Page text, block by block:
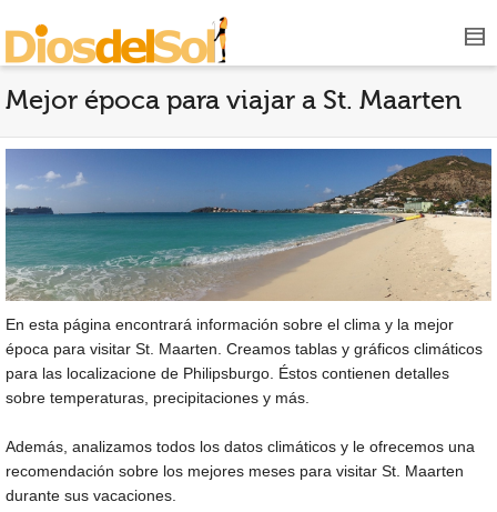
Mejor época para viajar a St. Maarten
En esta página encontrará información sobre el clima y la mejor
época para visitar St. Maarten. Creamos tablas y gráficos climáticos
para las localizacione de Philipsburgo. Éstos contienen detalles
sobre temperaturas, precipitaciones y más.
Además, analizamos todos los datos climáticos y le ofrecemos una
recomendación sobre los mejores meses para visitar St. Maarten
durante sus vacaciones.